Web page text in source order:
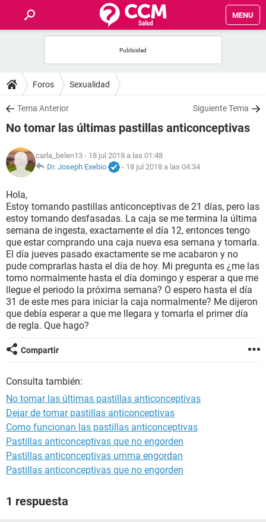
MENU
FOROS
SALUD
NUTRICIÓN
BIENESTAR
SEXUALIDAD
GLOSARIO
Foros Sexualidad
Tema Anterior Siguiente Tema
No tomar las últimas pastillas anticonceptivas
carla_belen13 - 18 jul 2018 a las 01:48
Dr. Joseph Exebio
- 18 jul 2018 a las 04:34
Hola,
Estoy tomando pastillas anticonceptivas de 21 días, pero las
estoy tomando desfasadas. La caja se me termina la última
semana de ingesta, exactamente el día 12, entonces tengo
que estar comprando una caja nueva esa semana y tomarla.
El día jueves pasado exactamente se me acabaron y no
pude comprarlas hasta el día de hoy. Mi pregunta es ¿me las
tomo normalmente hasta el día domingo y esperar a que me
llegue el periodo la próxima semana? O espero hasta el día
31 de este mes para iniciar la caja normalmente? Me dijeron
que debía esperar a que me llegara y tomarla el primer día
de regla. Que hago?
Compartir
Consulta también:
No tomar las últimas pastillas anticonceptivas
Dejar de tomar pastillas anticonceptivas
Como funcionan las pastillas anticonceptivas
Pastillas anticonceptivas que no engorden
Pastillas anticonceptivas umma engordan
Pastillas anticonceptivas que no engorden
1 respuesta